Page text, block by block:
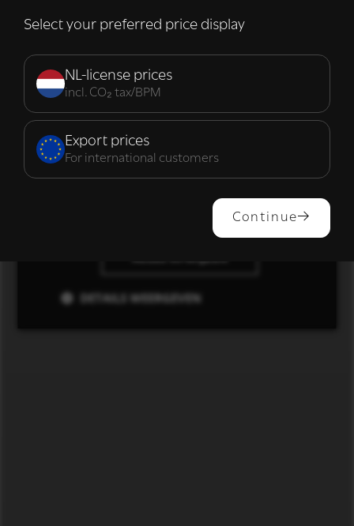
Select your preferred price display
NL-license prices
incl. CO₂ tax/BPM
Export prices
For international customers
Continue
van hun diensten. Lees verder
Strikt
noodzakelijk
Prestatie Targeting
ALLES ACCEPTEREN
DETAILS WEERGEVEN